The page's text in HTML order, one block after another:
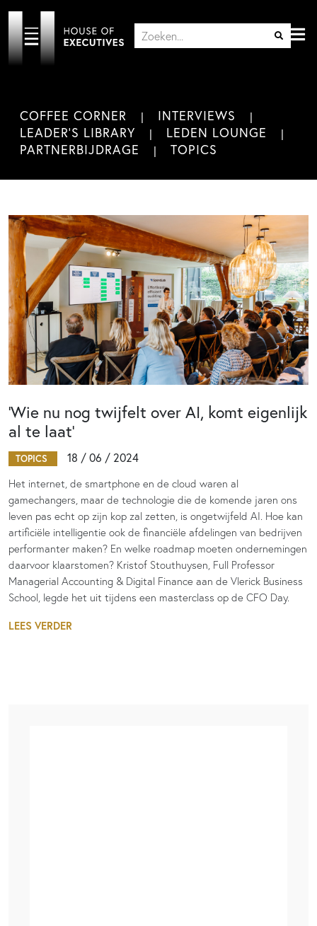
COFFEE CORNER
INTERVIEWS
LEADER'S LIBRARY
LEDEN LOUNGE
PARTNERBIJDRAGE
TOPICS
‘Wie nu nog twijfelt over AI, komt eigenlijk
al te laat’
TOPICS 18 / 06 / 2024
Het internet, de smartphone en de cloud waren al
gamechangers, maar de technologie die de komende jaren ons
leven pas echt op zijn kop zal zetten, is ongetwijfeld AI. Hoe kan
artificiële intelligentie ook de financiële afdelingen van bedrijven
performanter maken? En welke roadmap moeten ondernemingen
daarvoor klaarstomen? Kristof Stouthuysen, Full Professor
Managerial Accounting & Digital Finance aan de Vlerick Business
School, legde het uit tijdens een masterclass op de CFO Day.
LEES VERDER